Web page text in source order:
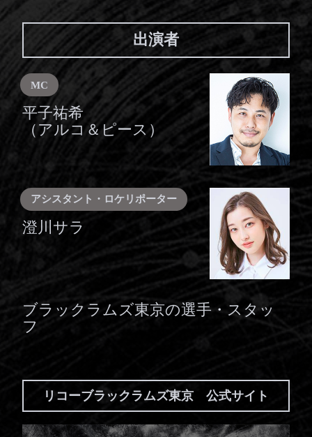
出演者
MC
平子祐希
（アルコ＆ピース）
アシスタント・ロケリポーター
澄川サラ
ブラックラムズ東京の選手・スタッ
フ
リコーブラックラムズ東京 公式サイト